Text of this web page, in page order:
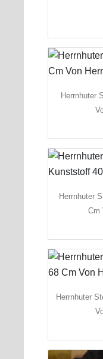
Herrnhuter
Herrnhuter
Cm
Herrnhuter